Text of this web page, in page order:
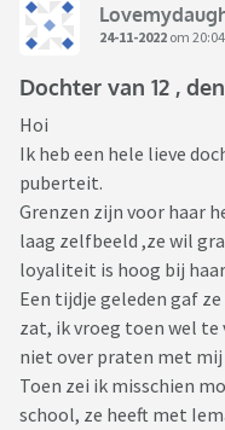
24-11-2022 om 20:04
Dochter van 12 ,
Hoi
Ik heb een hele lieve
puberteit.
Grenzen zijn voor haar
laag zelfbeeld ,ze wil
loyaliteit is hoog bij
Een tijdje geleden gaf
zat, ik vroeg toen wel te
niet over praten met mij
Toen zei ik misschien
school, ze heeft met